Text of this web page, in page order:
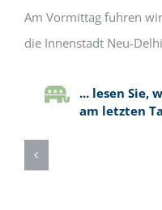
Am Vormittag fuhren
die Innenstadt Neu-
... lesen Sie,
am letzten